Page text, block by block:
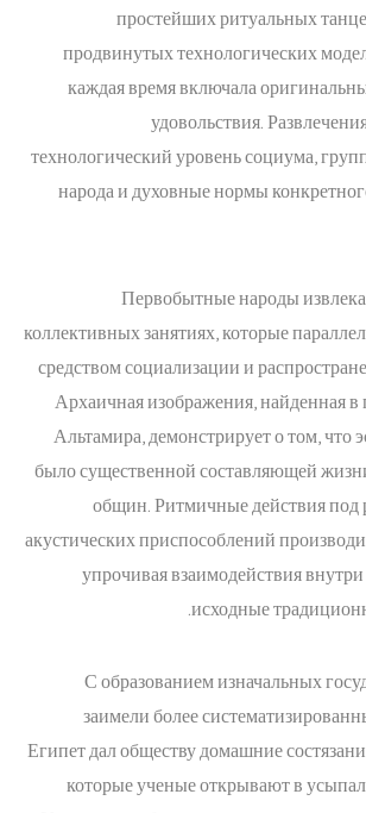
простейших ритуальных
продвинутых технологических
каждая время включала
удовольствия.
технологический уровень социума,
народа и духовные нормы
Первобытные народы
коллективных занятиях, которые
средством социализации и
Архаичная изображения, найденная в
Альтамира, демонстрирует о том, что
было существенной составляющей
общин. Ритмичные действия под
акустических приспособлений
упрочивая взаимодействия
исходные
С образованием изначальных
заимели более
Египет дал обществу домашние
которые ученые открывают в